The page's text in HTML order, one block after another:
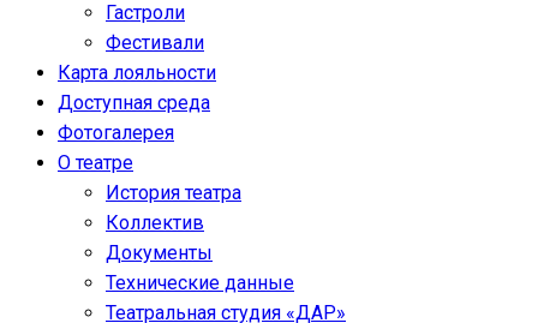
Гастроли
Фестивали
Карта лояльности
Доступная среда
Фотогалерея
О театре
История театра
Коллектив
Документы
Технические данные
Театральная студия «ДАР»